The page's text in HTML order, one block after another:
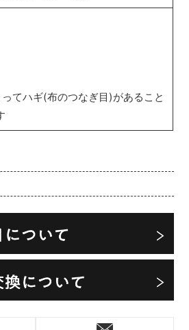
てハギ(布のつなぎ目)があること